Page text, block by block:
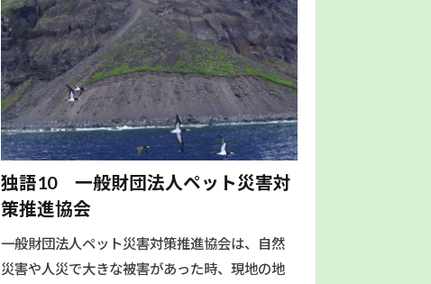
独語10 一般財団法人ペット災害対
策推進協会
一般財団法人ペット災害対策推進協会は、自然
災害や人災で大きな被害があった時、現地の地